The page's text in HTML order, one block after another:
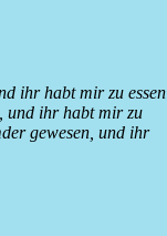
ihr habt mir zu essen
und ihr habt mir zu
gewesen, und ihr